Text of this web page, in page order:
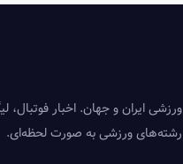
ایران و جهان. اخبار فوتبال،
رشته‌های ورزشی به صورت لحظه‌ای.